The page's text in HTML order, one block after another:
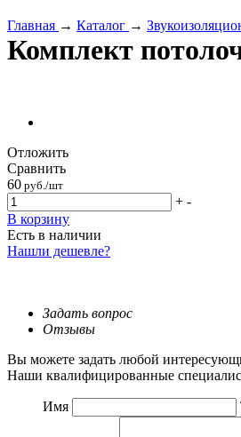
Главная → Каталог →
Комплект
Отложить
Сравнить
60 руб./шт
+ -
В корзину
Есть в наличии
Нашли дешевле?
Задать вопрос
Отзывы
Вы можете задать любой
Наши квалифицированные
Имя